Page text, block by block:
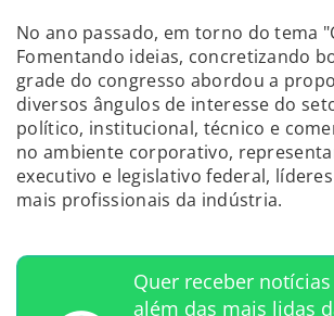
No ano passado, em torno do tema
Fomentando ideias, concretizando
grade do congresso abordou a
diversos ângulos de interesse do
político, institucional, técnico e
no ambiente corporativo,
executivo e legislativo federal,
mais profissionais da indústria.
Quer receber
além das mais lidas